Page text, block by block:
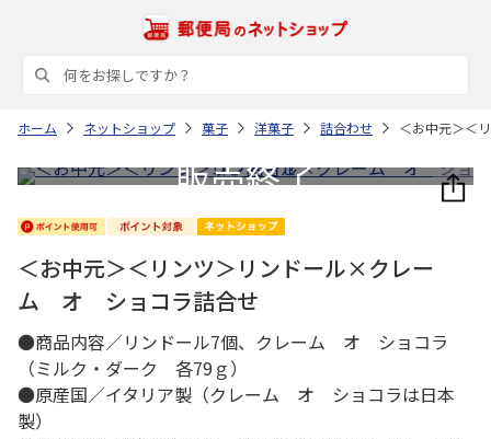
ホーム ネットショップ 菓子 洋菓子 詰合わせ ＜お中元＞＜
＜お中元＞＜リンツ＞リンドール×クレー
ム オ ショコラ詰合せ
●商品内容／リンドール7個、クレーム オ ショコラ
（ミルク・ダーク 各79ｇ）
●原産国／イタリア製（クレーム オ ショコラは日本
製）